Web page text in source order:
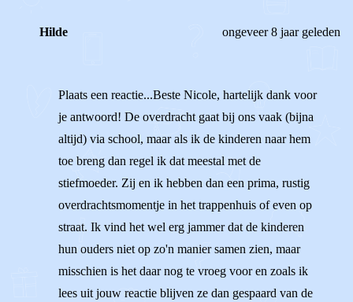
Hilde ongeveer 8 jaar geleden
Plaats een reactie...Beste Nicole, hartelijk dank voor
je antwoord! De overdracht gaat bij ons vaak (bijna
altijd) via school, maar als ik de kinderen naar hem
toe breng dan regel ik dat meestal met de
stiefmoeder. Zij en ik hebben dan een prima, rustig
overdrachtsmomentje in het trappenhuis of even op
straat. Ik vind het wel erg jammer dat de kinderen
hun ouders niet op zo'n manier samen zien, maar
misschien is het daar nog te vroeg voor en zoals ik
lees uit jouw reactie blijven ze dan gespaard van de